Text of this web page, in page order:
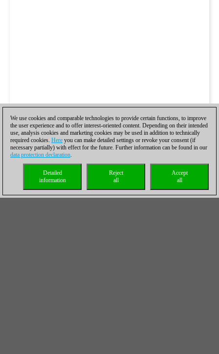
We use cookies and comparable technologies to provide certain functions, to improve
the user experience and to offer interest-oriented content. Depending on their intended
use, analysis cookies and marketing cookies may be used in addition to technically
required cookies. Here you can make detailed settings or revoke your consent (if
necessary partially) with effect for the future. Further information can be found in our
data protection declaration.
Accept
all
Reject
all
Detailed
information